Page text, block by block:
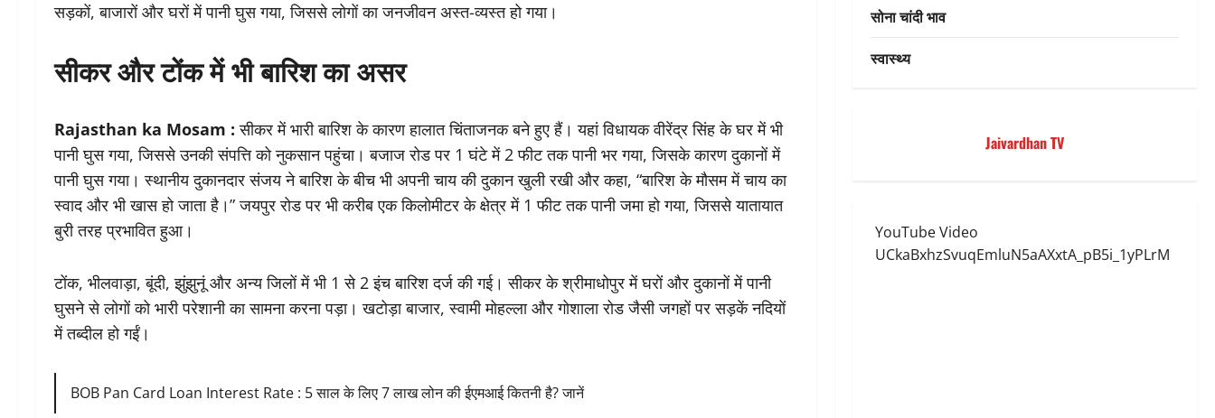
सड़कों, बाजारों और घरों में पानी घुस गया, जिससे लोगों का जनजीवन अस्त-व्यस्त हो गया।
सीकर और टोंक में भी बारिश का असर
Rajasthan ka Mosam : सीकर में भारी बारिश के कारण हालात चिंताजनक बने हुए हैं। यहां विधायक वीरेंद्र सिंह के घर में भी
पानी घुस गया, जिससे उनकी संपत्ति को नुकसान पहुंचा। बजाज रोड पर 1 घंटे में 2 फीट तक पानी भर गया, जिसके कारण दुकानों में
पानी घुस गया। स्थानीय दुकानदार संजय ने बारिश के बीच भी अपनी चाय की दुकान खुली रखी और कहा, “बारिश के मौसम में चाय का
स्वाद और भी खास हो जाता है।” जयपुर रोड पर भी करीब एक किलोमीटर के क्षेत्र में 1 फीट तक पानी जमा हो गया, जिससे यातायात
बुरी तरह प्रभावित हुआ।
टोंक, भीलवाड़ा, बूंदी, झुंझुनूं और अन्य जिलों में भी 1 से 2 इंच बारिश दर्ज की गई। सीकर के श्रीमाधोपुर में घरों और दुकानों में पानी
घुसने से लोगों को भारी परेशानी का सामना करना पड़ा। खटोड़ा बाजार, स्वामी मोहल्ला और गोशाला रोड जैसी जगहों पर सड़कें नदियों
में तब्दील हो गईं।
BOB Pan Card Loan Interest Rate : 5 साल के लिए 7 लाख लोन की ईएमआई कितनी है? जानें
सोना चांदी भाव
स्वास्थ्य
Jaivardhan TV
YouTube Video
UCkaBxhzSvuqEmluN5aAXxtA_pB5i_1yPLrM